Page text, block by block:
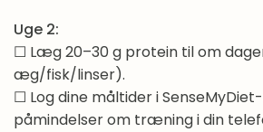
Uge 2:
☐ Læg 20–30 g protein til om
æg/fisk/linser).
☐ Log dine måltider i
påmindelser om træning i din